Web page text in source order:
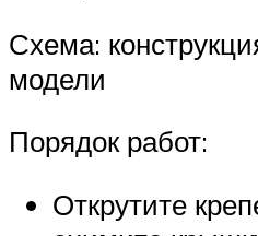
Схема:
модели
Порядок работ:
Открутите